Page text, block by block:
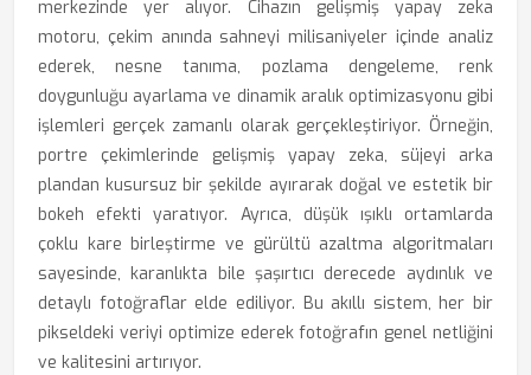
merkezinde yer alıyor. Cihazın gelişmiş yapay zeka
motoru, çekim anında sahneyi milisaniyeler içinde analiz
ederek, nesne tanıma, pozlama dengeleme, renk
doygunluğu ayarlama ve dinamik aralık optimizasyonu gibi
işlemleri gerçek zamanlı olarak gerçekleştiriyor. Örneğin,
portre çekimlerinde gelişmiş yapay zeka, süjeyi arka
plandan kusursuz bir şekilde ayırarak doğal ve estetik bir
bokeh efekti yaratıyor. Ayrıca, düşük ışıklı ortamlarda
çoklu kare birleştirme ve gürültü azaltma algoritmaları
sayesinde, karanlıkta bile şaşırtıcı derecede aydınlık ve
detaylı fotoğraflar elde ediliyor. Bu akıllı sistem, her bir
pikseldeki veriyi optimize ederek fotoğrafın genel netliğini
ve kalitesini artırıyor.